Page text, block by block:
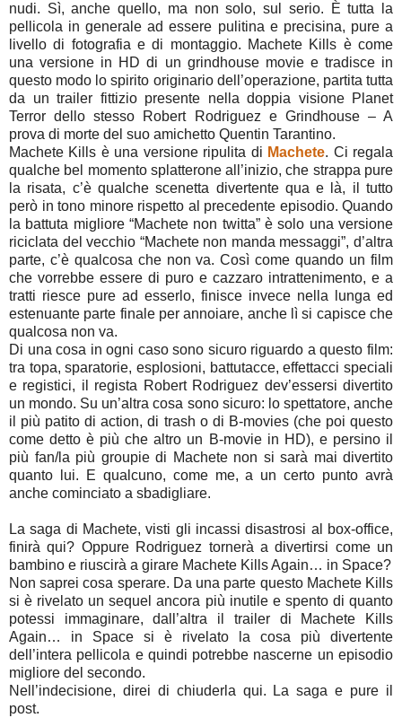
nudi. Sì, anche quello, ma non solo, sul serio. È tutta la
pellicola in generale ad essere pulitina e precisina, pure a
livello di fotografia e di montaggio. Machete Kills è come
una versione in HD di un grindhouse movie e tradisce in
questo modo lo spirito originario dell’operazione, partita tutta
da un trailer fittizio presente nella doppia visione Planet
Terror dello stesso Robert Rodriguez e Grindhouse – A
prova di morte del suo amichetto Quentin Tarantino.
Machete Kills è una versione ripulita di Machete. Ci regala
qualche bel momento splatterone all’inizio, che strappa pure
la risata, c’è qualche scenetta divertente qua e là, il tutto
però in tono minore rispetto al precedente episodio. Quando
la battuta migliore “Machete non twitta” è solo una versione
riciclata del vecchio “Machete non manda messaggi”, d’altra
parte, c’è qualcosa che non va. Così come quando un film
che vorrebbe essere di puro e cazzaro intrattenimento, e a
tratti riesce pure ad esserlo, finisce invece nella lunga ed
estenuante parte finale per annoiare, anche lì si capisce che
qualcosa non va.
Di una cosa in ogni caso sono sicuro riguardo a questo film:
tra topa, sparatorie, esplosioni, battutacce, effettacci speciali
e registici, il regista Robert Rodriguez dev’essersi divertito
un mondo. Su un’altra cosa sono sicuro: lo spettatore, anche
il più patito di action, di trash o di B-movies (che poi questo
come detto è più che altro un B-movie in HD), e persino il
più fan/la più groupie di Machete non si sarà mai divertito
quanto lui. E qualcuno, come me, a un certo punto avrà
anche cominciato a sbadigliare.
La saga di Machete, visti gli incassi disastrosi al box-office,
finirà qui? Oppure Rodriguez tornerà a divertirsi come un
bambino e riuscirà a girare Machete Kills Again… in Space?
Non saprei cosa sperare. Da una parte questo Machete Kills
si è rivelato un sequel ancora più inutile e spento di quanto
potessi immaginare, dall’altra il trailer di Machete Kills
Again… in Space si è rivelato la cosa più divertente
dell’intera pellicola e quindi potrebbe nascerne un episodio
migliore del secondo.
Nell’indecisione, direi di chiuderla qui. La saga e pure il
post.